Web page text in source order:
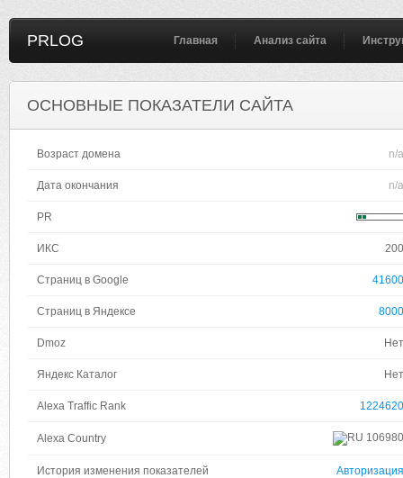
PRLOG Главная Анализ сайта
ОСНОВНЫЕ ПОКАЗАТЕЛИ САЙТА
Возраст домена n/a
Дата окончания n/a
PR
ИКС 200
Страниц в Google 41600
Страниц в Яндексе 8000
Dmoz Нет
Яндекс Каталог Нет
Alexa Traffic Rank 1224620
Alexa Country 106980
История изменения показателей Авторизация